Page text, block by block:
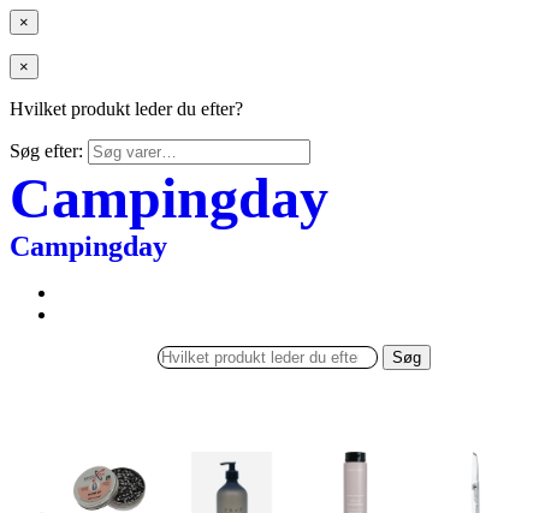
×
×
Hvilket produkt leder du efter?
Søg efter:
Campingday
Campingday
Søg